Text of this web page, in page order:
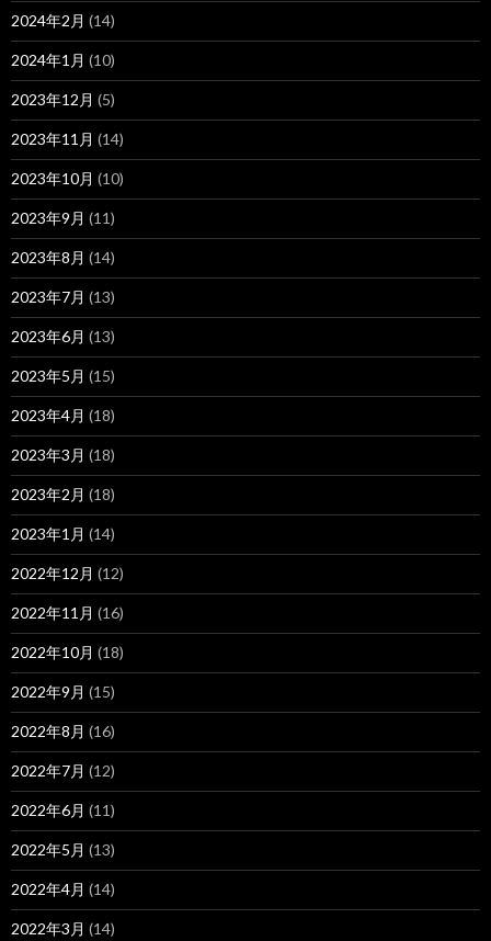
2024年2月 (14)
2024年1月 (10)
2023年12月 (5)
2023年11月 (14)
2023年10月 (10)
2023年9月 (11)
2023年8月 (14)
2023年7月 (13)
2023年6月 (13)
2023年5月 (15)
2023年4月 (18)
2023年3月 (18)
2023年2月 (18)
2023年1月 (14)
2022年12月 (12)
2022年11月 (16)
2022年10月 (18)
2022年9月 (15)
2022年8月 (16)
2022年7月 (12)
2022年6月 (11)
2022年5月 (13)
2022年4月 (14)
2022年3月 (14)